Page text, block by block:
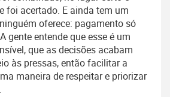
foi acertado. E ainda tem um
oferece: pagamento só
gente entende que esse é um
que as decisões acabam
às pressas, então facilitar a
maneira de respeitar e priorizar